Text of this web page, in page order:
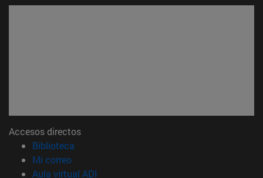
Accesos directos
Biblioteca
Mi correo(abre en nueva ventana)
Aula virtual ADI